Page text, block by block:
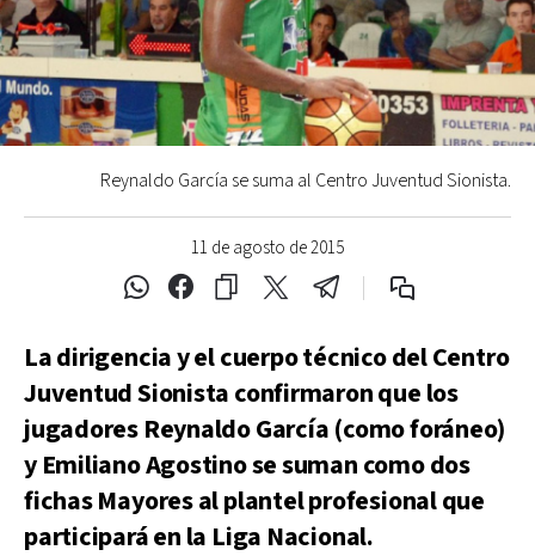
11 de agosto de 2015
Reynaldo García se suma al Centro Juventud Sionista.
La dirigencia y el cuerpo técnico del Centro
Juventud Sionista confirmaron que los
jugadores Reynaldo García (como foráneo)
y Emiliano Agostino se suman como dos
fichas Mayores al plantel profesional que
participará en la Liga Nacional.